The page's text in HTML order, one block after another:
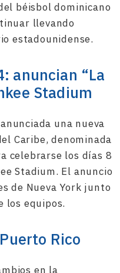
béisbol dominicano
llevando
estadounidense.
anuncian “La
Stadium
una nueva
Caribe, denominada
celebrarse los días 8
Stadium. El anuncio
de Nueva York junto
los equipos.
Rico
en la